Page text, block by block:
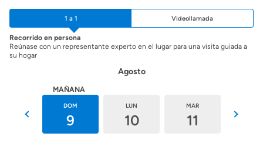
1 a 1 Videollamada
Recorrido en persona
Reúnase con un representante experto en el lugar para una visita guiada a
su hogar
Agosto
MAÑANA
DOM
9
LUN
10
MAR
11